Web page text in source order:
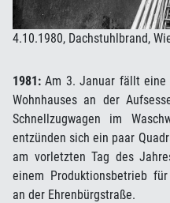
4.10.1980, Dachstuhlbrand,
1981: Am 3. Januar fällt eine
Wohnhauses an der
Schnellzugwagen im
entzünden sich ein paar
am vorletzten Tag des
einem Produktionsbetrieb
an der Ehrenbürgstraße.